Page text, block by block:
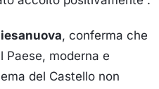
, conferma che
Paese, moderna e
del Castello non